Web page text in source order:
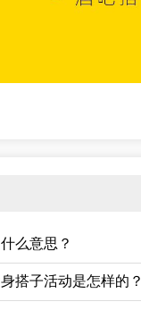
么意思？
搭子活动是怎样的？